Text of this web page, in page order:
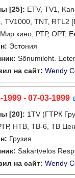
[25]: ETV, TV1,
TV1000, TNT, RTL2
кино, РТР, ОРТ,
Эстония
Sõnumileht. Eeter
на сайт: Wendy
1999 - 07-03-1999
[20]: 1TV (ГТРК
НТВ, ТВ-6, ТВ
Грузия
Sakartvelos
на сайт: Wendy